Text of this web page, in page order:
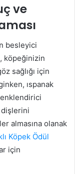
ve
besleyici
köpeğinizin
sağlığı için
ıspanak
almasına olanak
Köpek Ödül
için